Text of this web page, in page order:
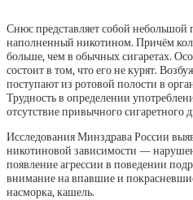
Снюс представляет собой
наполненный никотином. Причём
больше, чем в обычных сигаретах.
состоит в том, что его не курят.
поступают из ротовой полости в
Трудность в определении
отсутствие привычного сигаретного
Исследования Минздрава России
никотиновой зависимости —
появление агрессии в поведении
внимание на впавшие и
насморка, кашель.